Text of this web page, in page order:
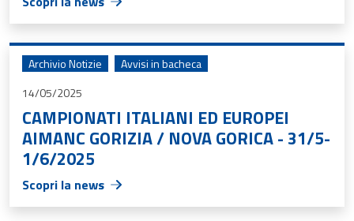
Archivio Notizie
Avvisi in bacheca
14/05/2025
CAMPIONATI ITALIANI ED EUROPEI
AIMANC GORIZIA / NOVA GORICA - 31/5-
1/6/2025
Scopri la news